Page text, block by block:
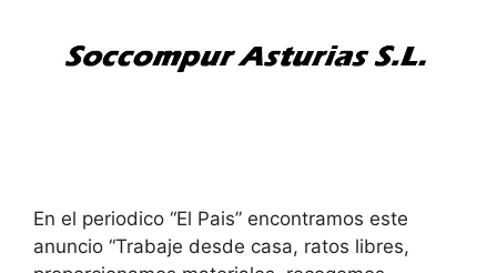
En el periodico “El Pais” encontramos este
anuncio “Trabaje desde casa, ratos libres,